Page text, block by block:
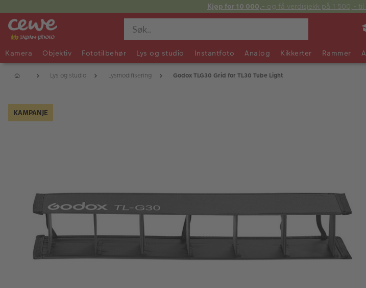
Kjøp for 10 000,- og få verdisjekk på 1 500,- til
Kamera Objektiv Fototilbehør Lys og studio Instantfoto Analog Kikkerter Rammer
Lys og studio Lysmodifisering Godox TLG30 Grid for TL30 Tube Light
KAMPANJE